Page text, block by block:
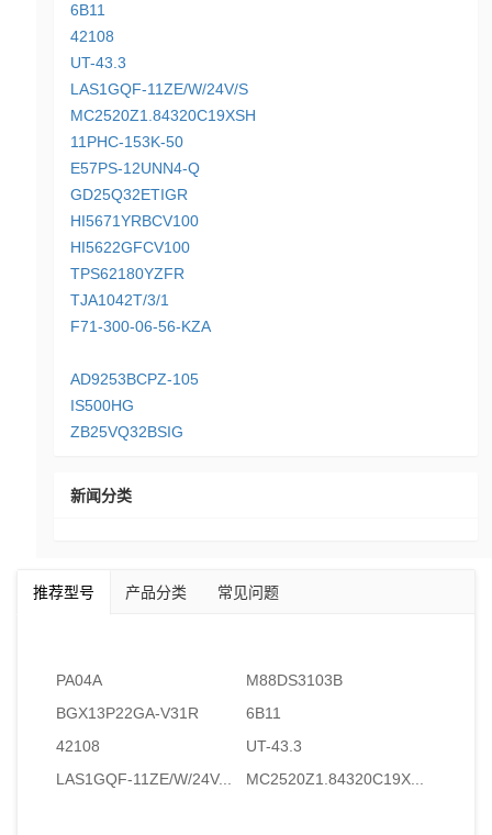
6B11
42108
UT-43.3
LAS1GQF-11ZE/W/24V/S
MC2520Z1.84320C19XSH
11PHC-153K-50
E57PS-12UNN4-Q
GD25Q32ETIGR
HI5671YRBCV100
HI5622GFCV100
TPS62180YZFR
TJA1042T/3/1
F71-300-06-56-KZA
AD9253BCPZ-105
IS500HG
ZB25VQ32BSIG
新闻分类
推荐型号 产品分类 常见问题
PA04A
M88DS3103B
BGX13P22GA-V31R
6B11
42108
UT-43.3
LAS1GQF-11ZE/W/24V...
MC2520Z1.84320C19X...